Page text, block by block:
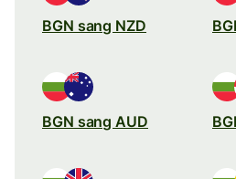
BGN sang NZD
BGN sang AUD